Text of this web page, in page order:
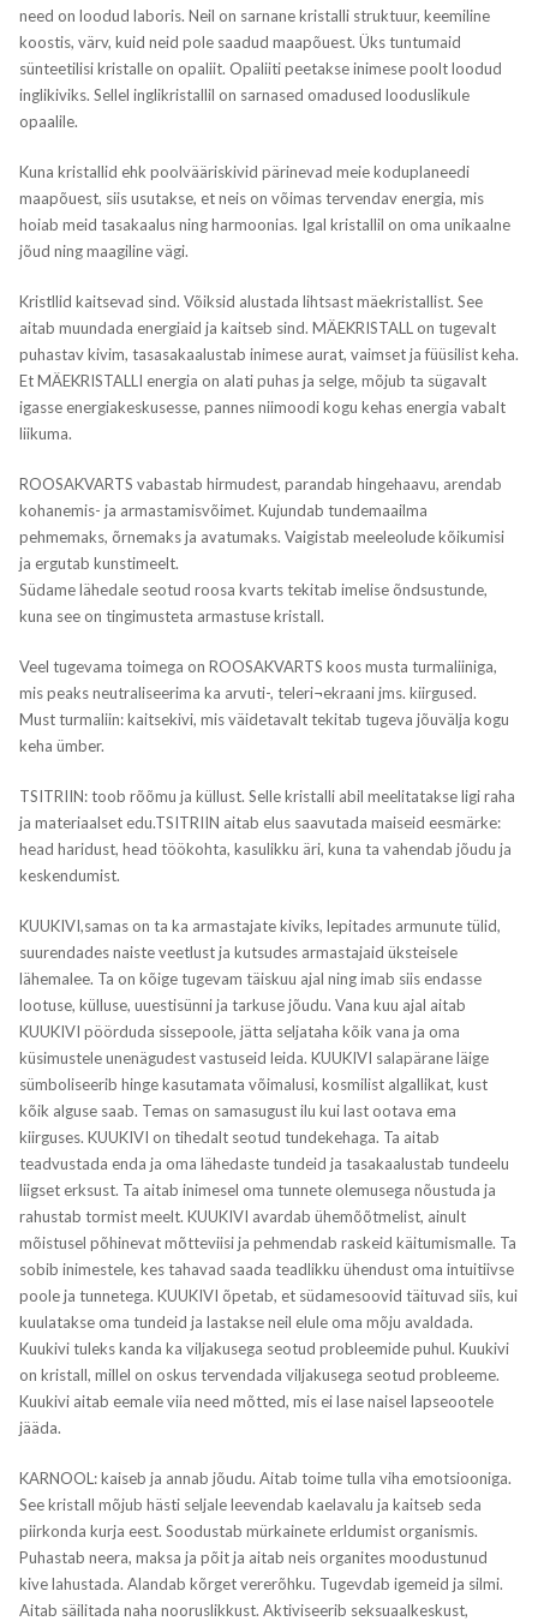
need on loodud laboris. Neil on sarnane kristalli struktuur, keemiline
koostis, värv, kuid neid pole saadud maapõuest. Üks tuntumaid
sünteetilisi kristalle on opaliit. Opaliiti peetakse inimese poolt loodud
inglikiviks. Sellel inglikristallil on sarnased omadused looduslikule
opaalile.
Kuna kristallid ehk poolvääriskivid pärinevad meie koduplaneedi
maapõuest, siis usutakse, et neis on võimas tervendav energia, mis
hoiab meid tasakaalus ning harmoonias. Igal kristallil on oma unikaalne
jõud ning maagiline vägi.
Kristllid kaitsevad sind. Võiksid alustada lihtsast mäekristallist. See
aitab muundada energiaid ja kaitseb sind. MÄEKRISTALL on tugevalt
puhastav kivim, tasasakaalustab inimese aurat, vaimset ja füüsilist keha.
Et MÄEKRISTALLI energia on alati puhas ja selge, mõjub ta sügavalt
igasse energiakeskusesse, pannes niimoodi kogu kehas energia vabalt
liikuma.
ROOSAKVARTS vabastab hirmudest, parandab hingehaavu, arendab
kohanemis- ja armastamisvõimet. Kujundab tundemaailma
pehmemaks, õrnemaks ja avatumaks. Vaigistab meeleolude kõikumisi
ja ergutab kunstimeelt.
Südame lähedale seotud roosa kvarts tekitab imelise õndsustunde,
kuna see on tingimusteta armastuse kristall.
Veel tugevama toimega on ROOSAKVARTS koos musta turmaliiniga,
mis peaks neutraliseerima ka arvuti-, teleri¬ekraani jms. kiirgused.
Must turmaliin: kaitsekivi, mis väidetavalt tekitab tugeva jõuvälja kogu
keha ümber.
TSITRIIN: toob rõõmu ja küllust. Selle kristalli abil meelitatakse ligi raha
ja materiaalset edu.TSITRIIN aitab elus saavutada maiseid eesmärke:
head haridust, head töökohta, kasu­likku äri, kuna ta vahendab jõudu ja
keskendumist.
KUUKIVI,samas on ta ka armastajate kiviks, lepitades armunute tülid,
suurendades naiste veetlust ja kutsudes armastajaid üksteisele
lähemalee. Ta on kõige tugevam täiskuu ajal ning imab siis endasse
lootuse, külluse, uuestisünni ja tarkuse jõudu. Vana kuu ajal aitab
KUUKIVI pöörduda sissepoole, jätta seljataha kõik vana ja oma
küsimustele unenägudest vastuseid leida. KUUKIVI salapärane läige
sümboliseerib hinge kasutamata võimalusi, kosmilist algallikat, kust
kõik alguse saab. Temas on samasugust ilu kui last ootava ema
kiirguses. KUUKIVI on tihedalt seotud tundekehaga. Ta aitab
teadvustada enda ja oma lähedaste tundeid ja tasakaalustab tundeelu
liigset erksust. Ta aitab inimesel oma tunnete olemusega nõustuda ja
rahustab tormist meelt. KUUKIVI avardab ühemõõtmelist, ainult
mõistusel põhinevat mõtteviisi ja pehmendab raskeid käitumismalle. Ta
sobib inimestele, kes tahavad saada teadlikku ühendust oma intuitiivse
poole ja tunnetega. KUUKIVI õpetab, et südamesoovid täituvad siis, kui
kuulatakse oma tundeid ja lastakse neil elule oma mõju avaldada.
Kuukivi tuleks kanda ka viljakusega seotud probleemide puhul. Kuukivi
on kristall, millel on oskus tervendada viljakusega seotud probleeme.
Kuukivi aitab eemale viia need mõtted, mis ei lase naisel lapseootele
jääda.
KARNOOL: kaiseb ja annab jõudu. Aitab toime tulla viha emotsiooniga.
See kristall mõjub hästi seljale leevendab kaelavalu ja kaitseb seda
piirkonda kurja eest. Soodustab mürkainete erldumist organismis.
Puhastab neera, maksa ja põit ja aitab neis organites moodustunud
kive lahustada. Alandab kõrget vererõhku. Tugevdab igemeid ja silmi.
Aitab säilitada naha nooruslikkust. Aktiviseerib seksuaalkeskust,